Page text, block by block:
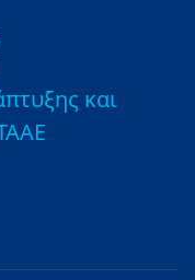
και